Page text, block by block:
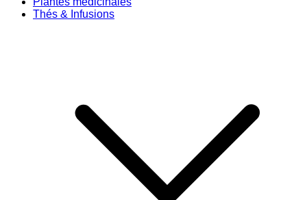
Thés & Infusions